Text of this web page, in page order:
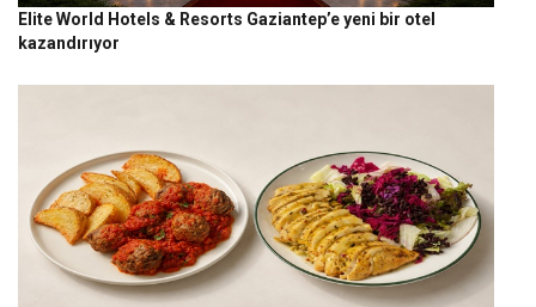
Elite World Hotels & Resorts Gaziantep’e yeni bir otel
kazandırıyor